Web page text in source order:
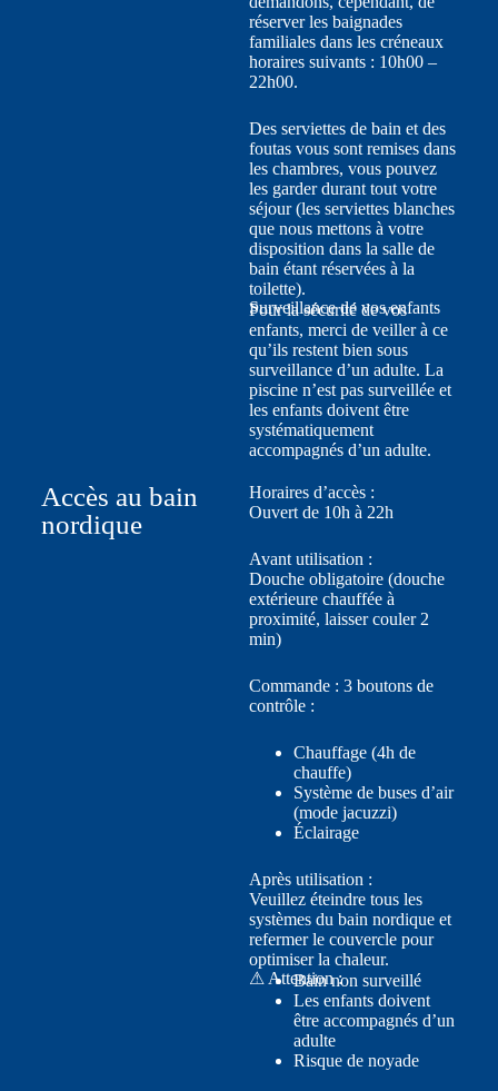
réserver les baignades
familiales dans les créneaux
horaires suivants : 10h00 –
22h00.
Des serviettes de bain et des
foutas vous sont remises dans
les chambres, vous pouvez
les garder durant tout votre
séjour (les serviettes blanches
que nous mettons à votre
disposition dans la salle de
bain étant réservées à la
toilette).
Surveillance de vos enfants
Pour la sécurité de vos
enfants, merci de veiller à ce
qu’ils restent bien sous
surveillance d’un adulte. La
piscine n’est pas surveillée et
les enfants doivent être
systématiquement
accompagnés d’un adulte.
Accès au bain
nordique
Horaires d’accès :
Ouvert de 10h à 22h
Avant utilisation :
Douche obligatoire (douche
extérieure chauffée à
proximité, laisser couler 2
min)
Commande : 3 boutons de
contrôle :
Chauffage (4h de
chauffe)
Système de buses d’air
(mode jacuzzi)
Éclairage
Après utilisation :
Veuillez éteindre tous les
systèmes du bain nordique et
refermer le couvercle pour
optimiser la chaleur.
⚠ Attention :
Bain non surveillé
Les enfants doivent
être accompagnés d’un
adulte
Risque de noyade